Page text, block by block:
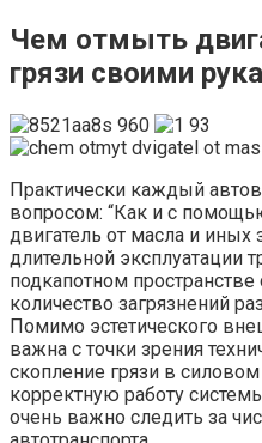
Чем отмыть
грязи своими
Практически каждый
вопросом: “Как и с
двигатель от масла и иных
длительной эксплуатации
подкапотном
количество загрязнений
Помимо эстетического
важна с точки зрения
скопление грязи в
корректную работу
очень важно следить за